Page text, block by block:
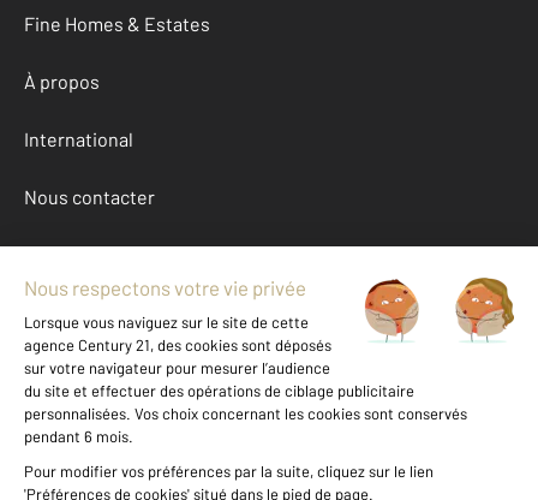
Fine Homes & Estates
À propos
International
Nous contacter
Mentions légales & CGU et Barèmes d'honoraires
Données personnelles
Gestionnaire des cookies
Achat appartement autour de REMIREMONT (88200)